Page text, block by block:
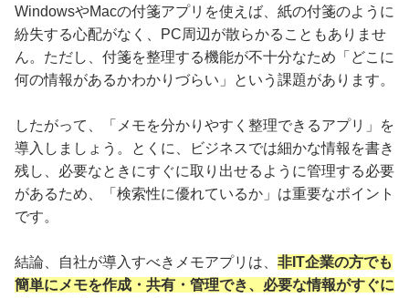
WindowsやMacの付箋アプリを使えば、紙の付箋のように
紛失する心配がなく、PC周辺が散らかることもありませ
ん。ただし、付箋を整理する機能が不十分なため「どこに
何の情報があるかわかりづらい」という課題があります。
したがって、「メモを分かりやすく整理できるアプリ」を
導入しましょう。とくに、ビジネスでは細かな情報を書き
残し、必要なときにすぐに取り出せるように管理する必要
があるため、「検索性に優れているか」は重要なポイント
です。
結論、自社が導入すべきメモアプリは、 非IT企業の方でも
簡単にメモを作成・共有・管理でき、必要な情報がすぐに